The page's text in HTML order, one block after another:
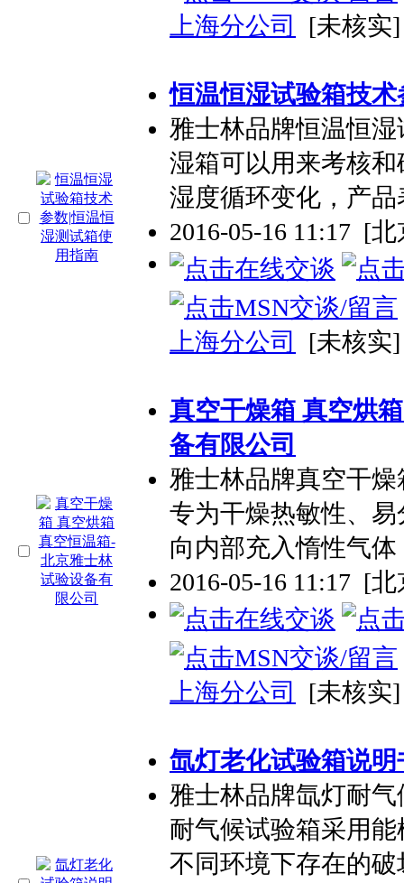
上海分公司 [未核实]
恒温恒湿试验箱技
雅士林品牌恒温恒
湿箱可以用来考核
湿度循环变化，产
2016-05-16 11:17 [北
上海分公司 [未核实]
真空干燥箱 真空烘
备有限公司
雅士林品牌真空干
专为干燥热敏性、
向内部充入惰性气
2016-05-16 11:17 [北
上海分公司 [未核实]
氙灯老化试验箱说明
雅士林品牌氙灯耐
耐气候试验箱采用
不同环境下存在的